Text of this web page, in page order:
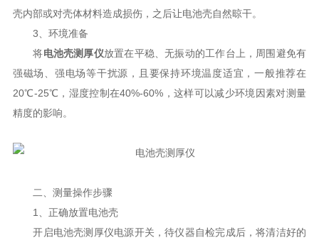
壳内部或对壳体材料造成损伤，之后让电池壳自然晾干。
3、环境准备
将电池壳测厚仪放置在平稳、无振动的工作台上，周围避免有
强磁场、强电场等干扰源，且要保持环境温度适宜，一般推荐在
20℃-25℃，湿度控制在40%-60%，这样可以减少环境因素对测量
精度的影响。
二、测量操作步骤
1、正确放置电池壳
开启电池壳测厚仪电源开关，待仪器自检完成后，将清洁好的